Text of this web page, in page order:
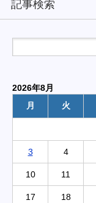
記事検索
2026年8月
月
火
3 4
10 11
17 18